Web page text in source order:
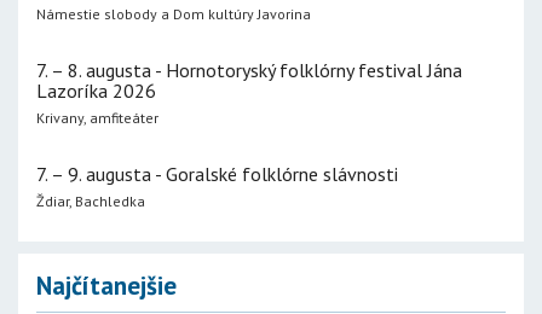
Námestie slobody a Dom kultúry Javorina
7. – 8. augusta - Hornotoryský folklórny festival Jána
Lazoríka 2026
Krivany, amfiteáter
7. – 9. augusta - Goralské folklórne slávnosti
Ždiar, Bachledka
Najčítanejšie